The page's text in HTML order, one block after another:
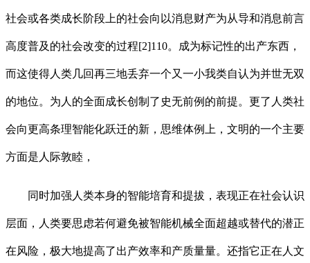
社会或各类成长阶段上的社会向以消息财产为从导和消息前言
高度普及的社会改变的过程[2]110。成为标记性的出产东西，
而这使得人类几回再三地丢弃一个又一小我类自认为并世无双
的地位。为人的全面成长创制了史无前例的前提。更了人类社
会向更高条理智能化跃迁的新，思维体例上，文明的一个主要
方面是人际敦睦，
同时加强人类本身的智能培育和提拔，表现正在社会认识
层面，人类要思虑若何避免被智能机械全面超越或替代的潜正
在风险，极大地提高了出产效率和产质量量。还指它正在人文